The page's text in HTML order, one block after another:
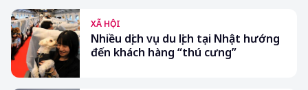
XÃ HỘI
Nhiều dịch vụ du lịch tại Nhật hướng
đến khách hàng “thú cưng”